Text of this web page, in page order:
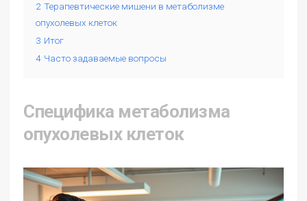
2 Терапевтические мишени в метаболизме
опухолевых клеток
3 Итог
4 Часто задаваемые вопросы
Специфика метаболизма
опухолевых клеток